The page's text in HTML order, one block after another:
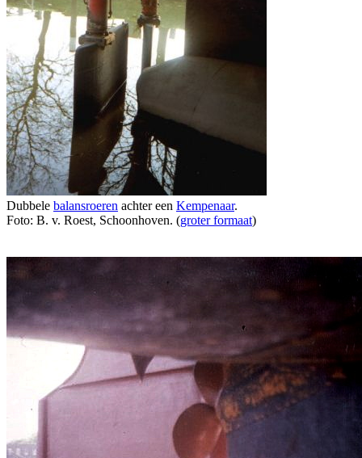
Dubbele balansroeren achter een Kempenaar.
Foto: B. v. Roest, Schoonhoven. (groter formaat)